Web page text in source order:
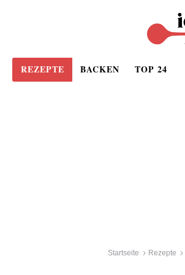
REZEPTE BACKEN TOP 24
Startseite Rezepte